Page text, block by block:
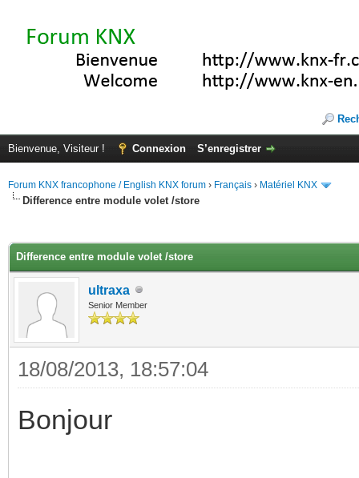
Bienvenue, Visiteur ! Connexion S’enregistrer
Forum KNX francophone / English KNX forum › Français › Matériel KNX
Difference entre module volet /store
Difference entre module volet /store
ultraxa
Senior Member
18/08/2013, 18:57:04
Bonjour